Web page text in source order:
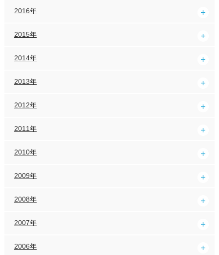
2016年
2015年
2014年
2013年
2012年
2011年
2010年
2009年
2008年
2007年
2006年